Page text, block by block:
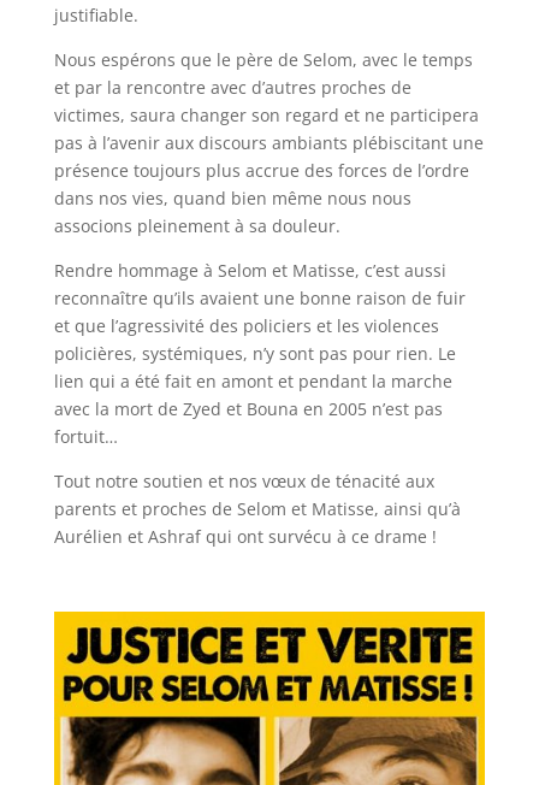
justifiable.
Nous espérons que le père de Selom, avec le temps
et par la rencontre avec d’autres proches de
victimes, saura changer son regard et ne participera
pas à l’avenir aux discours ambiants plébiscitant une
présence toujours plus accrue des forces de l’ordre
dans nos vies, quand bien même nous nous
associons pleinement à sa douleur.
Rendre hommage à Selom et Matisse, c’est aussi
reconnaître qu’ils avaient une bonne raison de fuir
et que l’agressivité des policiers et les violences
policières, systémiques, n’y sont pas pour rien. Le
lien qui a été fait en amont et pendant la marche
avec la mort de Zyed et Bouna en 2005 n’est pas
fortuit…
Tout notre soutien et nos vœux de ténacité aux
parents et proches de Selom et Matisse, ainsi qu’à
Aurélien et Ashraf qui ont survécu à ce drame !